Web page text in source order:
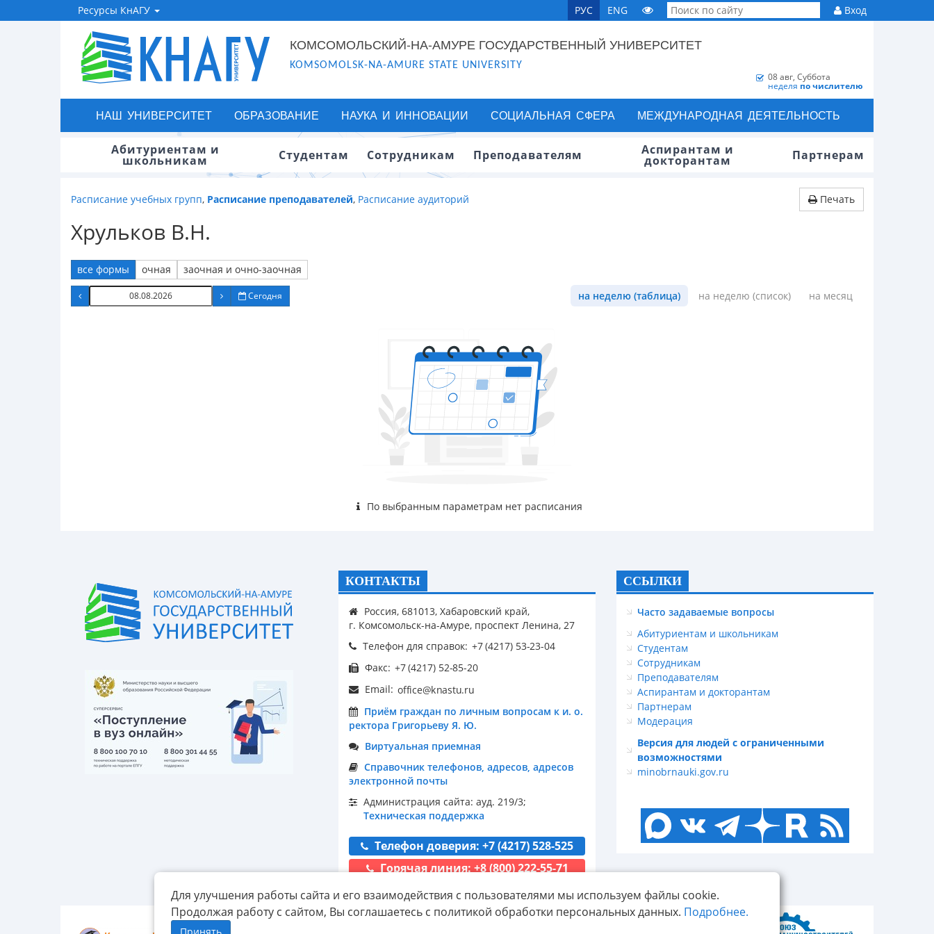
Ресурсы КнАГУ РУС ENG Вход
КОМСОМОЛЬСКИЙ-НА-АМУРЕ ГОСУДАРСТВЕННЫЙ УНИВЕРСИТЕТ
KOMSOMOLSK-NA-AMURE STATE UNIVERSITY
08 авг, Суббота
неделя по числителю
НАШ УНИВЕРСИТЕТ ОБРАЗОВАНИЕ НАУКА И ИННОВАЦИИ СОЦИАЛЬНАЯ СФЕРА МЕЖДУНАРОДНАЯ ДЕЯТЕЛЬНОСТЬ
Абитуриентам и
школьникам Студентам Сотрудникам Преподавателям Аспирантам и
докторантам Партнерам
Расписание учебных групп, Расписание преподавателей, Расписание аудиторий Печать
Хрульков В.Н.
все формы очная заочная и очно-заочная
Сегодня на неделю (таблица) на неделю (список) на месяц
По выбранным параметрам нет расписания
Для улучшения работы сайта и его взаимодействия с пользователями мы используем файлы cookie.
Продолжая работу с сайтом, Вы соглашаетесь с политикой обработки персональных данных. Подробнее.
КОНТАКТЫ
Россия, 681013, Хабаровский край,
г. Комсомольск-на-Амуре, проспект Ленина, 27
Телефон для справок:
Факс:
Email:
Приём граждан по личным вопросам к и. о.
ректора Григорьеву Я. Ю.
Виртуальная приемная
Справочник телефонов, адресов, адресов
электронной почты
Администрация сайта: ауд. 219/3;
Техническая поддержка
Телефон доверия: +7 (4217) 528-525
Горячая линия: +8 (800) 222-55-71
ССЫЛКИ
Часто задаваемые вопросы
Абитуриентам и школьникам
Студентам
Сотрудникам
Преподавателям
Аспирантам и докторантам
Партнерам
Модерация
Версия для людей с ограниченными
возможностями
minobrnauki.gov.ru